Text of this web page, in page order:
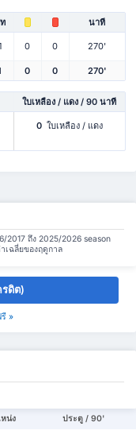
นาที
0 0 270'
0 0 270'
ใบเหลือง / แดง / 90 นาที
0 ใบเหลือง / แดง
ถึง 2025/2026 season
เฉลี่ยของฤดูกาล
รดิต)
»
น่ง ประตู / 90'